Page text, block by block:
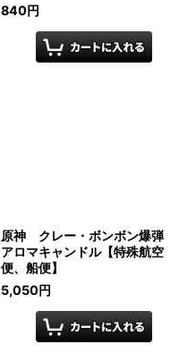
840円
原神 クレー・ボンボン爆弾
アロマキャンドル【特殊航空
便、船便】
5,050円